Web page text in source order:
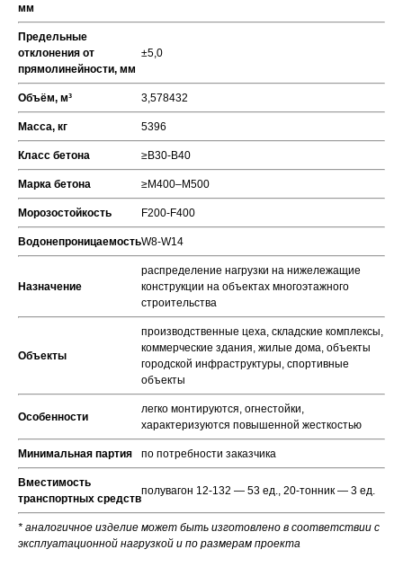
мм
Предельные
отклонения от
прямолинейности, мм
±5,0
Объём, м³ 3,578432
Масса, кг 5396
Класс бетона ≥В30-В40
Марка бетона ≥М400–М500
Морозостойкость F200-F400
ВодонепроницаемостьW8-W14
Назначение
распределение нагрузки на нижележащие
конструкции на объектах многоэтажного
строительства
Объекты
производственные цеха, складские комплексы,
коммерческие здания, жилые дома, объекты
городской инфраструктуры, спортивные
объекты
Особенности
легко монтируются, огнестойки,
характеризуются повышенной жесткостью
Минимальная партия по потребности заказчика
Вместимость
транспортных средств
полувагон 12-132 — 53 ед., 20-тонник — 3 ед.
* аналогичное изделие может быть изготовлено в соответствии с
эксплуатационной нагрузкой и по размерам проекта